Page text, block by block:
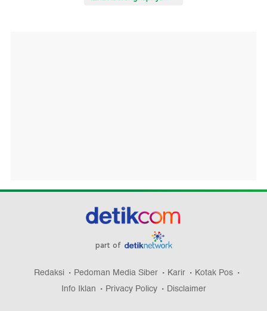
part of
Redaksi Pedoman Media Siber Karir
Kotak Pos
Info Iklan
Privacy Policy Disclaimer